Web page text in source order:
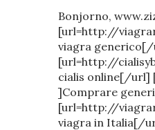
Bonjorno,
[url=http://
viagra
[url=http://
cialis online[/
]Comprare
[url=http://
viagra in Italia[/